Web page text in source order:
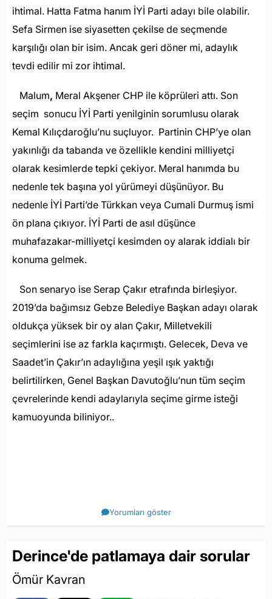
ihtimal. Hatta Fatma hanım İYİ Parti adayı bile olabilir.
Sefa Sirmen ise siyasetten çekilse de seçmende
karşılığı olan bir isim. Ancak geri döner mi, adaylık
tevdi edilir mi zor ihtimal.
Malum, Meral Akşener CHP ile köprüleri attı. Son
seçim sonucu İYİ Parti yenilginin sorumlusu olarak
Kemal Kılıçdaroğlu’nu suçluyor. Partinin CHP’ye olan
yakınlığı da tabanda ve özellikle kendini milliyetçi
olarak kesimlerde tepki çekiyor. Meral hanımda bu
nedenle tek başına yol yürümeyi düşünüyor. Bu
nedenle İYİ Parti’de Türkkan veya Cumali Durmuş ismi
ön plana çıkıyor. İYİ Parti de asıl düşünce
muhafazakar-milliyetçi kesimden oy alarak iddialı bir
konuma gelmek.
Son senaryo ise Serap Çakır etrafında birleşiyor.
2019’da bağımsız Gebze Belediye Başkan adayı olarak
oldukça yüksek bir oy alan Çakır, Milletvekili
seçimlerini ise az farkla kaçırmıştı. Gelecek, Deva ve
Saadet’in Çakır’ın adaylığına yeşil ışık yaktığı
belirtilirken, Genel Başkan Davutoğlu’nun tüm seçim
çevrelerinde kendi adaylarıyla seçime girme isteği
kamuoyunda biliniyor..
Yorumları göster
Derince'de patlamaya dair sorular
Ömür Kavran